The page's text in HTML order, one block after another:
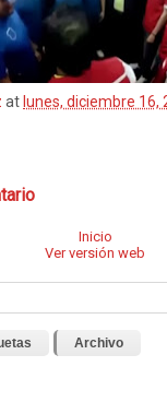
at lunes, diciembre 16,
Inicio
Ver versión web
Archivo